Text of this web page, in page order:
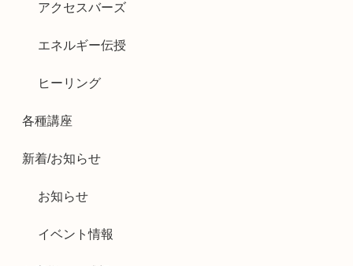
アクセスバーズ
エネルギー伝授
ヒーリング
各種講座
新着/お知らせ
お知らせ
イベント情報